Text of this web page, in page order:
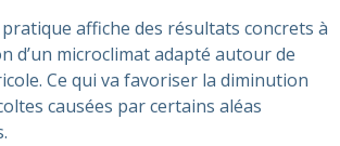
affiche des résultats concrets à
d’un microclimat adapté autour de
Ce qui va favoriser la diminution
causées par certains aléas